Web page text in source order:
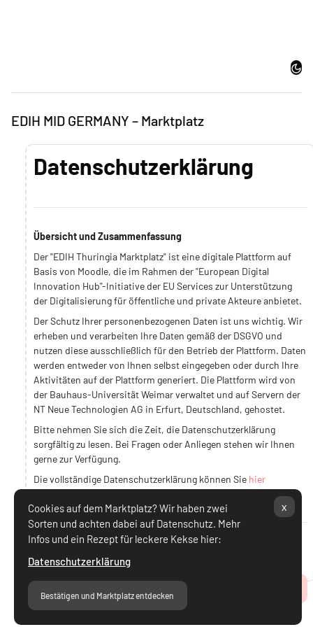
Cookies auf dem Marktplatz? Wir haben zwei
Sorten und achten dabei auf Datenschutz. Mehr
Infos und ein Rezept für leckere Kekse hier:
Datenschutzerklärung
Bestätigen und Marktplatz entdecken
x
Dark
EDIH MID GERMANY – Marktplatz
Datenschutzerklärung
Übersicht und Zusammenfassung
Der "EDIH Thuringia Marktplatz" ist eine digitale Plattform auf
Basis von Moodle, die im Rahmen der "European Digital
Innovation Hub"-Initiative der EU Services zur Unterstützung
der Digitalisierung für öffentliche und private Akteure anbietet.
Der Schutz Ihrer personenbezogenen Daten ist uns wichtig. Wir
erheben und verarbeiten Ihre Daten gemäß der DSGVO und
nutzen diese ausschließlich für den Betrieb der Plattform. Daten
werden entweder von Ihnen selbst eingegeben oder durch Ihre
Aktivitäten auf der Plattform generiert. Die Plattform wird von
der Bauhaus-Universität Weimar verwaltet und auf Servern der
NT Neue Technologien AG in Erfurt, Deutschland, gehostet.
Bitte nehmen Sie sich die Zeit, die Datenschutzerklärung
sorgfältig zu lesen. Bei Fragen oder Anliegen stehen wir Ihnen
gerne zur Verfügung.
Die vollständige Datenschutzerklärung können Sie hier
Ich stimme Datenschutzerklärung zu.